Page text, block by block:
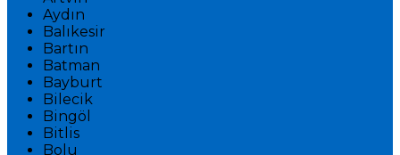
Aydın
Balıkesir
Bartın
Batman
Bayburt
Bilecik
Bingöl
Bitlis
Bolu